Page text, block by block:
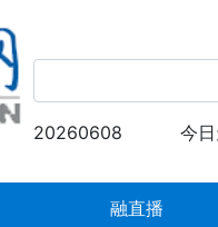
20260608 今
融直播